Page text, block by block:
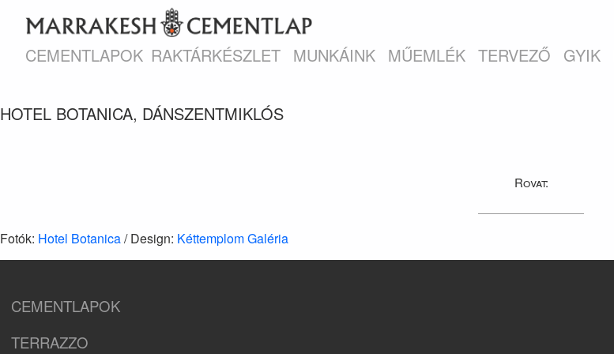
CEMENTLAPOK RAKTÁRKÉSZLET MUNKÁINK MŰEMLÉK TERVEZŐ GYIK
HOTEL BOTANICA, DÁNSZENTMIKLÓS
Rovat:
Fotók: Hotel Botanica/ Design: Kéttemplom Galéria
CEMENTLAPOK
TERRAZZO